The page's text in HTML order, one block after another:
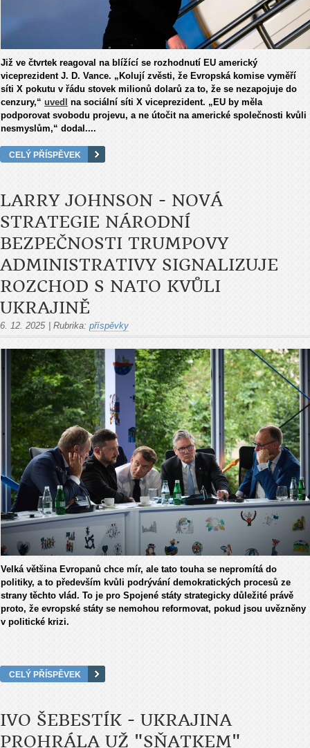
Již ve čtvrtek reagoval na blížící se rozhodnutí EU americký
viceprezident J. D. Vance. „Kolují zvěsti, že Evropská komise vyměří
síti X pokutu v řádu stovek milionů dolarů za to, že se nezapojuje do
cenzury,“ uvedl
na sociální síti X viceprezident. „EU by měla
podporovat svobodu projevu, a ne útočit na americké společnosti kvůli
nesmyslům,“ dodal....
CELÝ PŘÍSPĚVEK
LARRY JOHNSON - NOVÁ
STRATEGIE NÁRODNÍ
BEZPEČNOSTI TRUMPOVY
ADMINISTRATIVY SIGNALIZUJE
ROZCHOD S NATO KVŮLI
UKRAJINĚ
6. 12. 2025 Rubrika: příspěvky
Velká většina Evropanů chce mír, ale tato touha se nepromítá do
politiky, a to především kvůli podrývání demokratických procesů ze
strany těchto vlád. To je pro Spojené státy strategicky důležité právě
proto, že evropské státy se nemohou reformovat, pokud jsou uvězněny
v politické krizi.
CELÝ PŘÍSPĚVEK
IVO ŠEBESTÍK - UKRAJINA
PROHRÁLA UŽ "SŇATKEM"